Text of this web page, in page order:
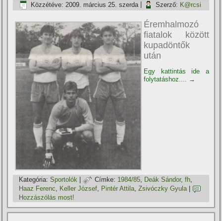
Közzétéve: 2009. március 25. szerda Szerző: K@rcsi
Éremhalmozó
fiatalok között
kupadöntők
után
Egy kattintás ide a
folytatáshoz.... →
Kategória: Sportolók Címke: 1984/85 Deák Sándor,fh
Haaz Ferenc
Keller József Pintér Attila ,Zsivóczky Gyula
Hozzászólás most!